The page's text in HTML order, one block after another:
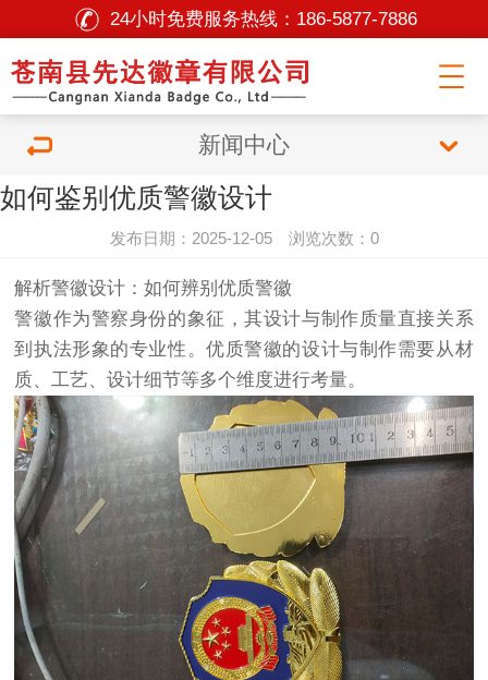
24小时免费服务热线： 186-5877-7886
新闻中心
如何鉴别优质警徽设计
发布日期：2025-12-05 浏览次数：0
解析警徽设计：如何辨别优质警徽
警徽作为警察身份的象征，其设计与制作质量直接关系
到执法形象的专业性。优质警徽的设计与制作需要从材
质、工艺、设计细节等多个维度进行考量。